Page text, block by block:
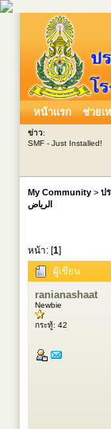
หน้าแรก ช่วยเ
ข่าว:
SMF - Just Installed!
My Community > ป
الرياض
หน้า: [1]
ผู้เขียน
ranianashaat
Newbie
กระทู้: 42